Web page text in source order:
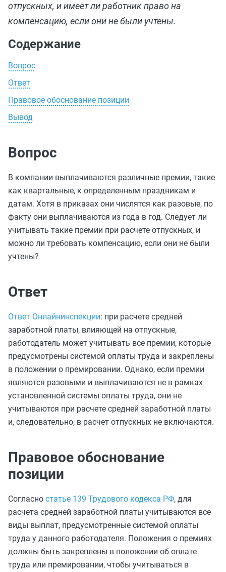
отпускных, и имеет ли работник право на
компенсацию, если они не были учтены.
Содержание
Вопрос
Ответ
Правовое обоснование позиции
Вывод
Вопрос
В компании выплачиваются различные премии, такие
как квартальные, к определенным праздникам и
датам. Хотя в приказах они числятся как разовые, по
факту они выплачиваются из года в год. Следует ли
учитывать такие премии при расчете отпускных, и
можно ли требовать компенсацию, если они не были
учтены?
Ответ
Ответ Онлайнинспекции: при расчете средней
заработной платы, влияющей на отпускные,
работодатель может учитывать все премии, которые
предусмотрены системой оплаты труда и закреплены
в положении о премировании. Однако, если премии
являются разовыми и выплачиваются не в рамках
установленной системы оплаты труда, они не
учитываются при расчете средней заработной платы
и, следовательно, в расчет отпускных не включаются.
Правовое обоснование
позиции
Согласно статье 139 Трудового кодекса РФ, для
расчета средней заработной платы учитываются все
виды выплат, предусмотренные системой оплаты
труда у данного работодателя. Положения о премиях
должны быть закреплены в положении об оплате
труда или премировании, чтобы учитываться в